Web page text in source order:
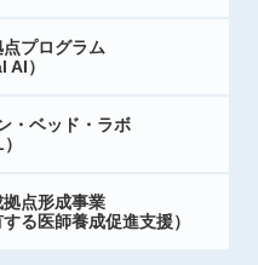
プログラム
AI）
・ベッド・ラボ
点形成事業
る医師養成促進支援）